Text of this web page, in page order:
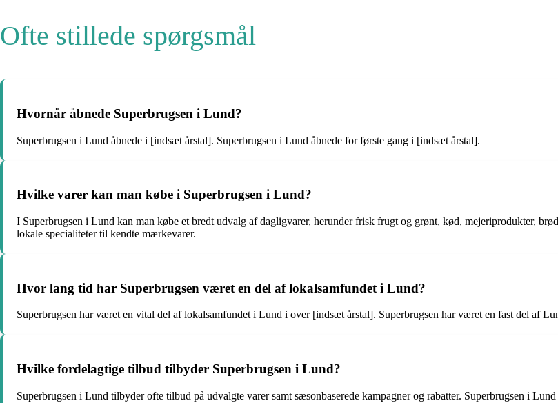
Ofte stillede spørgsmål
Hvornår åbnede Superbrugsen i Lund?
Superbrugsen i Lund åbnede i [indsæt årstal]. Superbrugsen i Lund åbnede for første gang i [indsæt årstal].
Hvilke varer kan man købe i Superbrugsen i Lund?
I Superbrugsen i Lund kan man købe et bredt udvalg af dagligvarer, herunder frisk frugt og grønt, kød, mejeriprodukter,
lokale specialiteter til kendte mærkevarer.
Hvor lang tid har Superbrugsen været en del af lokalsamfundet i Lund?
Superbrugsen har været en vital del af lokalsamfundet i Lund i over [indsæt årstal]. Superbrugsen har været en fast del af
Hvilke fordelagtige tilbud tilbyder Superbrugsen i Lund?
Superbrugsen i Lund tilbyder ofte tilbud på udvalgte varer samt sæsonbaserede kampagner og rabatter. Superbrugsen i